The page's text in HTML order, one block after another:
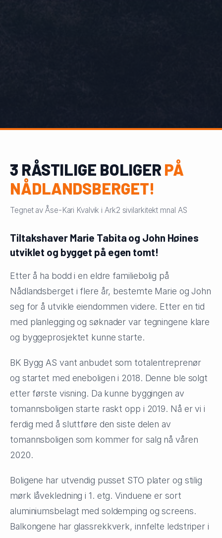
3 RÅSTILIGE BOLIGER PÅ
NÅDLANDSBERGET!
Tegnet av Åse-Kari Kvalvik i Ark2 sivilarkitekt mnal AS
Tiltakshaver Marie Tabita og John Høines
utviklet og bygget på egen tomt!
Etter å ha bodd i en eldre familiebolig på
Nådlandsberget i flere år, bestemte Marie og John
seg for å utvikle eiendommen videre. Etter en tid
med planlegging og søknader var tegningene klare
og byggeprosjektet kunne starte.
BK Bygg AS vant anbudet som totalentreprenør
og startet med eneboligen i 2018. Denne ble solgt
etter første visning. Da kunne byggingen av
tomannsboligen starte raskt opp i 2019. Nå er vi i
ferdig med å sluttføre den siste delen av
tomannsboligen som kommer for salg nå våren
2020.
Boligene har utvendig pusset STO plater og stilig
mørk låvekledning i 1. etg. Vinduene er sort
aluminiumsbelagt med soldemping og screens.
Balkongene har glassrekkverk, innfelte ledstriper i